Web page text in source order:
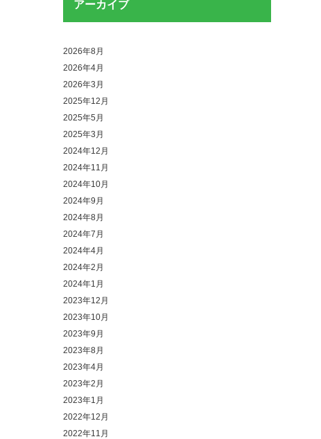
アーカイブ
2026年8月
2026年4月
2026年3月
2025年12月
2025年5月
2025年3月
2024年12月
2024年11月
2024年10月
2024年9月
2024年8月
2024年7月
2024年4月
2024年2月
2024年1月
2023年12月
2023年10月
2023年9月
2023年8月
2023年4月
2023年2月
2023年1月
2022年12月
2022年11月